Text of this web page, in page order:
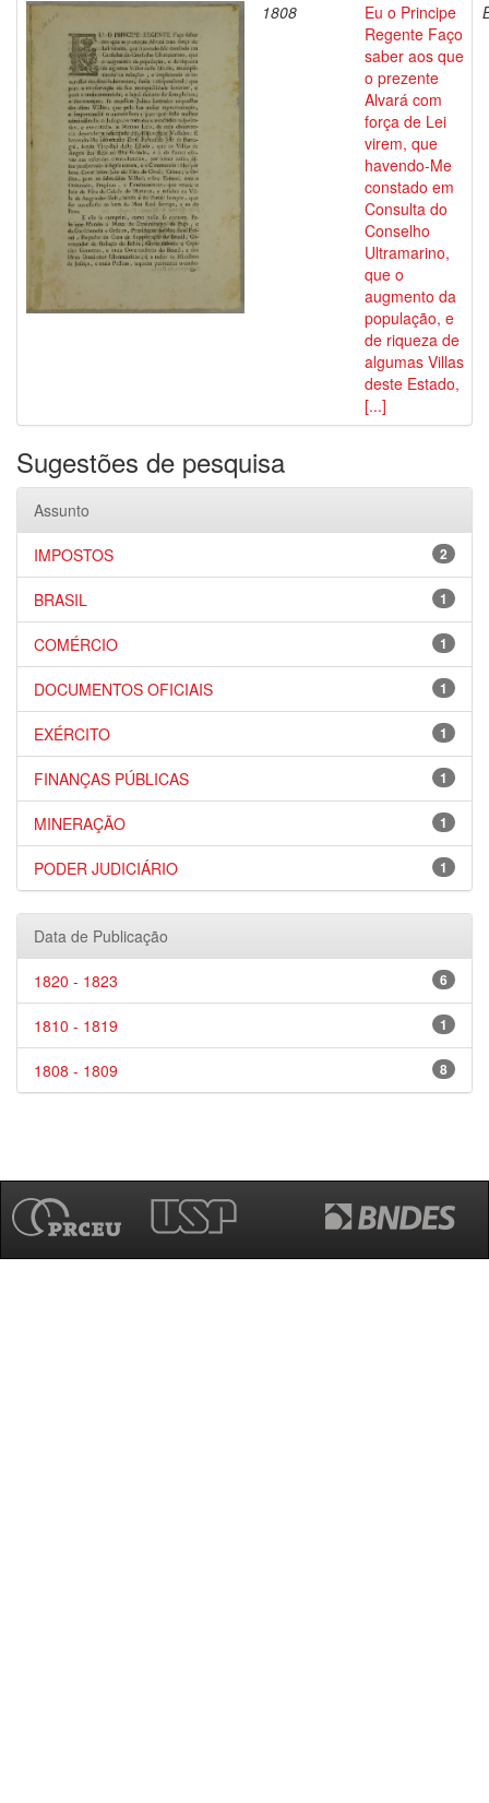
1808
Eu o Principe
Regente Faço
saber aos que
o prezente
Alvará com
força de Lei
virem, que
havendo-Me
constado em
Consulta do
Conselho
Ultramarino,
que o
augmento da
população, e
de riqueza de
algumas Villas
deste Estado,
[...]
Sugestões de pesquisa
Assunto
2
IMPOSTOS
1
BRASIL
1
COMÉRCIO
1
DOCUMENTOS OFICIAIS
1
EXÉRCITO
1
FINANÇAS PÚBLICAS
1
MINERAÇÃO
1
PODER JUDICIÁRIO
Data de Publicação
6
1820 - 1823
1
1810 - 1819
8
1808 - 1809